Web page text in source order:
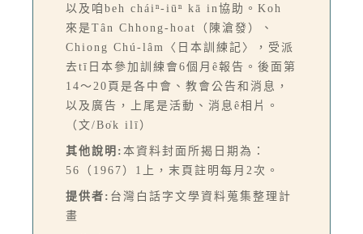
以及咱beh cháiⁿ-iūⁿ kā in協助。Koh
來是Tân Chhong-hoat（陳滄發）、
Chiong Chú-lâm〈日本訓練記〉，受派
去tī日本參加訓練會6個月ê報告。後面第
14～20頁是各中會、教會公告和消息，
以及廣告，上尾是活動、消息ê相片。
（文/Bo̍k ilī）
其他說明: 本資料封面所揭日期為：
56（1967）1上，末頁註明每月2次。
提供者: 台灣白話字文學資料蒐集整理計
畫